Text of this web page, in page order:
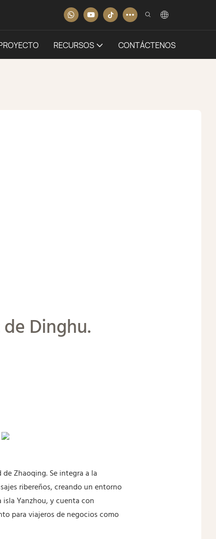
RECURSOS CONTÁCTENOS
Dinghu.
Zhaoqing. Se integra a la
ribereños, creando un entorno
Yanzhou, y cuenta con
para viajeros de negocios como